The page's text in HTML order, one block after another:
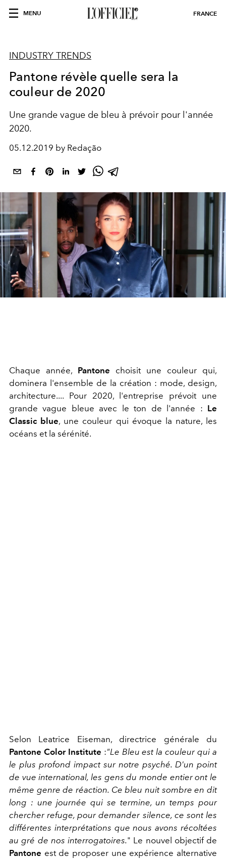
MENU FRANCE
INDUSTRY TRENDS
Pantone révèle quelle sera la
couleur de 2020
Une grande vague de bleu à prévoir pour l'année
2020.
05.12.2019 by Redação
Chaque année, Pantone choisit une couleur qui,
dominera l'ensemble de la création : mode, design,
architecture.... Pour 2020, l'entreprise prévoit une
grande vague bleue avec le ton de l'année : Le
Classic blue, une couleur qui évoque la nature, les
océans et la sérénité.
Selon Leatrice Eiseman, directrice générale du
Pantone Color Institute :"Le Bleu est la couleur qui a
le plus profond impact sur notre psyché. D'un point
de vue international, les gens du monde entier ont le
même genre de réaction. Ce bleu nuit sombre en dit
long : une journée qui se termine, un temps pour
chercher refuge, pour demander silence, ce sont les
différentes interprétations que nous avons récoltées
au gré de nos interrogatoires." Le nouvel objectif de
Pantone est de proposer une expérience alternative